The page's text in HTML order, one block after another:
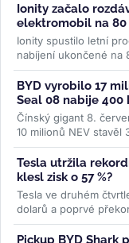
Ionity začalo
elektromobil na
Ionity spustilo letní
nabíjení ukončené na
nabíjení....>>
BYD vyrobilo 17
Seal 08 nabije 400
Čínský gigant 8.
10 milionů NEV stavěl
necelých...>>
Tesla utržila
klesl zisk o 57 %?
Tesla ve druhém
dolarů a poprvé
zisk...>>
Pickup BYD Shark